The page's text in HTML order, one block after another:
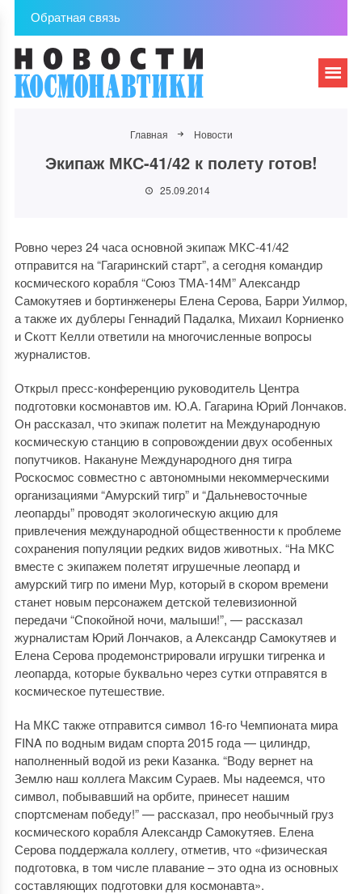
Обратная связь
Главная Новости
Экипаж МКС-41/42 к полету готов!
25.09.2014
Ровно через 24 часа основной экипаж МКС-41/42
отправится на “Гагаринский старт”, а сегодня командир
космического корабля “Союз ТМА-14М” Александр
Самокутяев и бортинженеры Елена Серова, Барри Уилмор,
а также их дублеры Геннадий Падалка, Михаил Корниенко
и Скотт Келли ответили на многочисленные вопросы
журналистов.
Открыл пресс-конференцию руководитель Центра
подготовки космонавтов им. Ю.А. Гагарина Юрий Лончаков.
Он рассказал, что экипаж полетит на Международную
космическую станцию в сопровождении двух особенных
попутчиков. Накануне Международного дня тигра
Роскосмос совместно с автономными некоммерческими
организациями “Амурский тигр” и “Дальневосточные
леопарды” проводят экологическую акцию для
привлечения международной общественности к проблеме
сохранения популяции редких видов животных. “На МКС
вместе с экипажем полетят игрушечные леопард и
амурский тигр по имени Мур, который в скором времени
станет новым персонажем детской телевизионной
передачи “Спокойной ночи, малыши!”, — рассказал
журналистам Юрий Лончаков, а Александр Самокутяев и
Елена Серова продемонстрировали игрушки тигренка и
леопарда, которые буквально через сутки отправятся в
космическое путешествие.
На МКС также отправится символ 16-го Чемпионата мира
FINA по водным видам спорта 2015 года — цилиндр,
наполненный водой из реки Казанка. “Воду вернет на
Землю наш коллега Максим Сураев. Мы надеемся, что
символ, побывавший на орбите, принесет нашим
спортсменам победу!” — рассказал, про необычный груз
космического корабля Александр Самокутяев. Елена
Серова поддержала коллегу, отметив, что «физическая
подготовка, в том числе плавание – это одна из основных
составляющих подготовки для космонавта».